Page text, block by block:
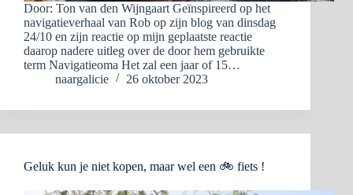
Door: Ton van den Wijngaart Geïnspireerd op het
navigatieverhaal van Rob op zijn blog van dinsdag
24/10 en zijn reactie op mijn geplaatste reactie
daarop nadere uitleg over de door hem gebruikte
term Navigatieoma Het zal een jaar of 15…
naargalicie
26 oktober 2023
Geluk kun je niet kopen, maar wel een 🚲 fiets !